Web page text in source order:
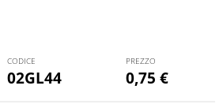
02GL44 0,75 €